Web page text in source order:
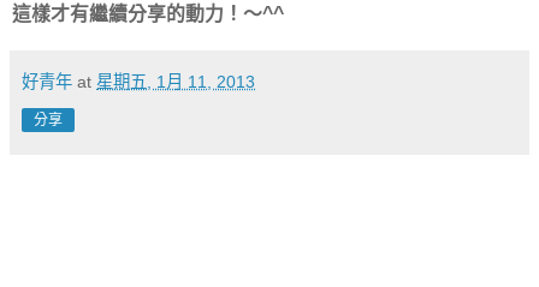
這樣才有繼續分享的動力！～^^
好青年 at 星期五, 1月 11, 2013
分享